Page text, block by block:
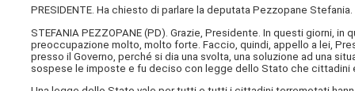
PRESIDENTE. Ha chiesto di parlare la deputata Pezzopane
STEFANIA PEZZOPANE (PD). Grazie, Presidente. In questi giorni, in
preoccupazione molto, molto forte. Faccio, quindi, appello a lei,
presso il Governo, perché si dia una svolta, una soluzione ad una
sospese le imposte e fu deciso con legge dello Stato che cittadini